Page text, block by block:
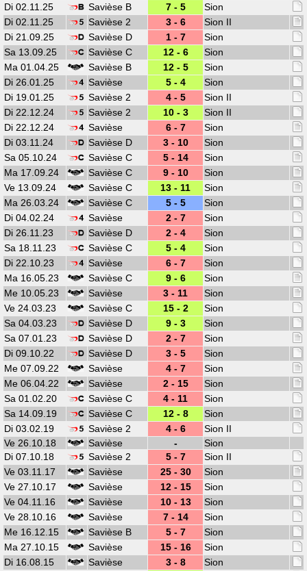
Di 02.11.25
Savièse B 7 - 5
Sion
Di 02.11.25
Savièse 2 3 - 6
Sion II
Di 21.09.25
Savièse D 1 - 7
Sion
Sa 13.09.25
Savièse C 12 - 6
Sion
Ma 01.04.25
Savièse B 12 - 5
Sion
Di 26.01.25
Savièse 5 - 4
Sion
Di 19.01.25
Savièse 2 4 - 5
Sion II
Di 22.12.24
Savièse 2 10 - 3
Sion II
Di 22.12.24
Savièse 6 - 7
Sion
Di 03.11.24
Savièse D 3 - 10
Sion
Sa 05.10.24
Savièse C 5 - 14
Sion
Ma 17.09.24
Savièse C 9 - 10
Sion
Ve 13.09.24
Savièse C 13 - 11
Sion
Ma 26.03.24
Savièse C 5 - 5
Sion
Di 04.02.24
Savièse 2 - 7
Sion
Di 26.11.23
Savièse D 2 - 4
Sion
Sa 18.11.23
Savièse C 5 - 4
Sion
Di 22.10.23
Savièse 6 - 7
Sion
Ma 16.05.23
Savièse C 9 - 6
Sion
Me 10.05.23
Savièse 3 - 11
Sion
Ve 24.03.23
Savièse C 15 - 2
Sion
Sa 04.03.23
Savièse D 9 - 3
Sion
Sa 07.01.23
Savièse D 2 - 7
Sion
Di 09.10.22
Savièse D 3 - 5
Sion
Me 07.09.22
Savièse 4 - 7
Sion
Me 06.04.22
Savièse 2 - 15
Sion
Sa 01.02.20
Savièse C 4 - 11
Sion
Sa 14.09.19
Savièse C 12 - 8
Sion
Di 03.02.19
Savièse 2 4 - 6
Sion II
Ve 26.10.18
Savièse -
Sion
Di 07.10.18
Savièse 2 5 - 7
Sion II
Ve 03.11.17
Savièse 25 - 30
Sion
Ve 27.10.17
Savièse 12 - 15
Sion
Ve 04.11.16
Savièse 10 - 13
Sion
Ve 28.10.16
Savièse 7 - 14
Sion
Me 16.12.15
Savièse B 5 - 7
Sion
Ma 27.10.15
Savièse 15 - 16
Sion
Di 16.08.15
Savièse 3 - 8
Sion